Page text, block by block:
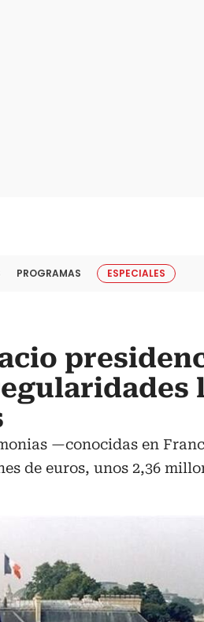
PROGRAMAS ESPECIALES
—conocidas en
de euros, unos 2,36